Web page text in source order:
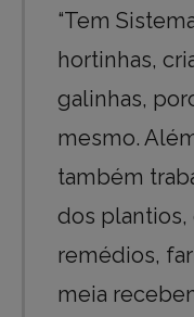
“Tem
hortinhas,
galinhas,
mesmo.
também
dos plantios,
remédios,
meia